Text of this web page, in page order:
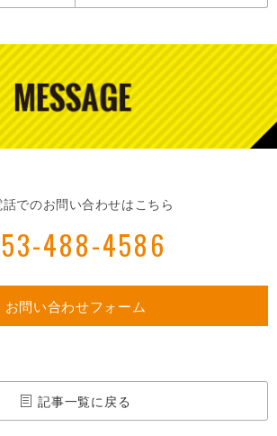
話でのお問い合わせはこちら
488-4586
お問い合わせフォーム
記事一覧に戻る